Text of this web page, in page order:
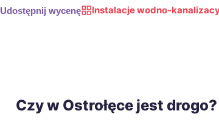
Udostępnij wycenę Instalacje wodno-
Czy w Ostrołęce jest drogo?